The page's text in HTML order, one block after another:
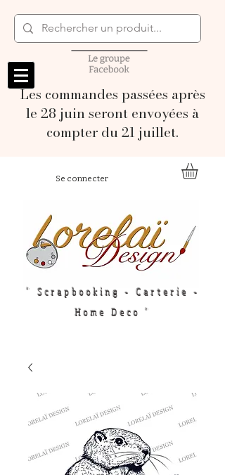
Les commandes passées après
le 28 juin seront envoyées à
compter du 21 juillet.
Se connecter
" Scrapbooking - Carterie -
Home Deco "